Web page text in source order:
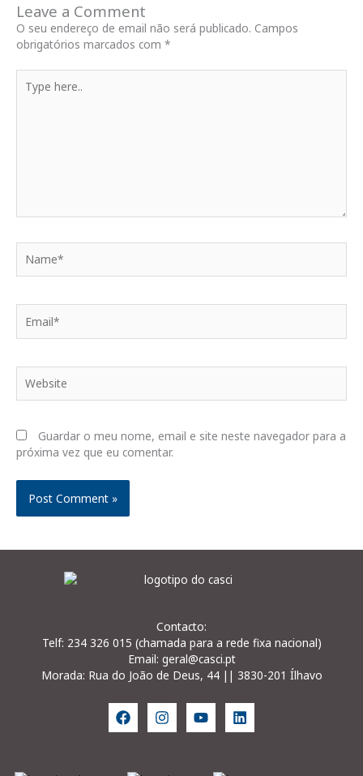
Leave a Comment
O seu endereço de email não será publicado. Campos
obrigatórios marcados com *
here..
Guardar o meu nome, email e site neste navegador para a
próxima vez que eu comentar.
Contacto:
Telf: 234 326 015 (chamada para a rede fixa nacional)
Email: geral@casci.pt
Morada: Rua do João de Deus, 44 || 3830-201 Ílhavo